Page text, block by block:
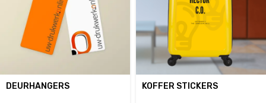
DEURHANGERS KOFFER STICKERS